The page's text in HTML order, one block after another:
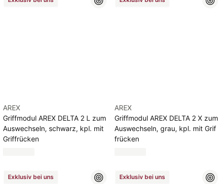
AREX
Griffmodul AREX DELTA 2 L zum
Auswechseln, schwarz, kpl. mit
Griffrücken
AREX
Griffmodul AREX DELTA 2 X zum
Auswechseln, grau, kpl. mit Grif
frücken
Exklusiv bei uns Exklusiv bei uns